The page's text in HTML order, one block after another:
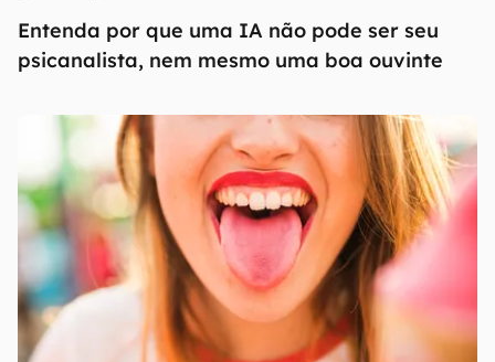
Entenda por que uma IA não pode ser seu
psicanalista, nem mesmo uma boa ouvinte